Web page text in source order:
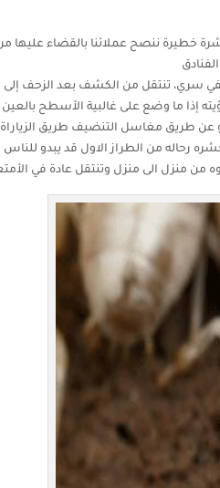
خطيرة ننصح عملائنا بالقضاء عليها
سري، تنتقل من الكشف بعد الزحف إلى
إذا ما وضع على غالبية الأسطح بالعين
عن طريق مغاسل التنضيف طريق
رحاله من الطراز الاول قد يبدو للناس
من منزل الى منزل وتنتقل عادة في